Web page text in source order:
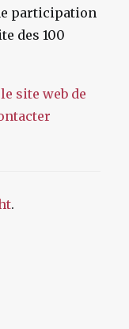
participation
des 100
le site web de
.